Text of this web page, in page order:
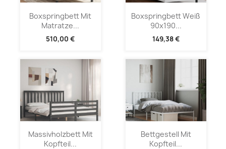
Boxspringbett Mit
Matratze...
510,00 €
Boxspringbett Weiß
90x190...
149,38 €
Massivholzbett Mit
Kopfteil...
Bettgestell Mit
Kopfteil...